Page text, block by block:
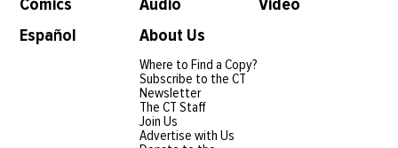
Comics Audio
Video
Español
About Us
Where to Find a Copy?
Subscribe to the CT
Newsletter
The CT Staff
Join Us
Advertise with Us